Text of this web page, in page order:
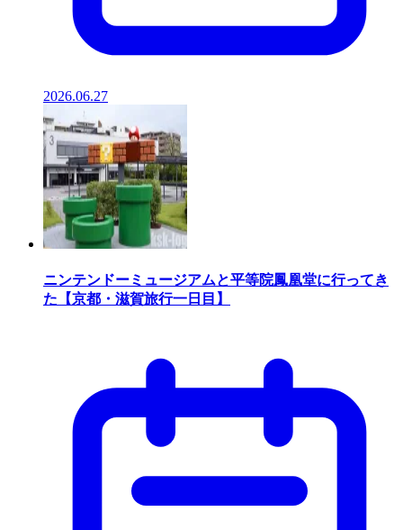
2026.06.27
ニンテンドーミュージアムと平等院鳳凰堂に行ってき
た【京都・滋賀旅行一日目】